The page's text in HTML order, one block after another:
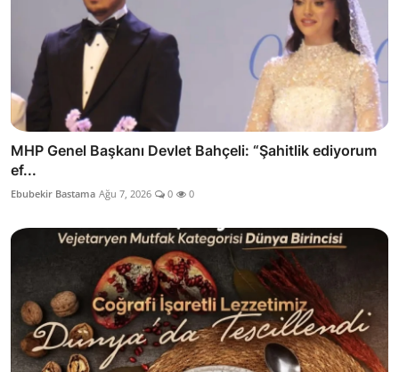
MHP Genel Başkanı Devlet Bahçeli: “Şahitlik ediyorum
ef...
Ebubekir Bastama Ağu 7, 2026 0 0